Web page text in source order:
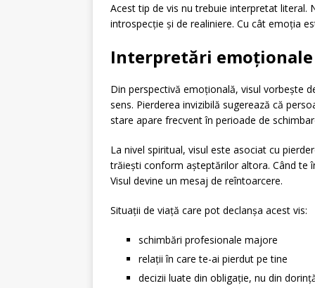
Acest tip de vis nu trebuie interpretat literal.
introspecție și de realiniere. Cu cât emoția
Interpretări
Din perspectivă emoțională, visul vorbește
sens. Pierderea invizibilă sugerează că
stare apare frecvent în perioade de
La nivel spiritual, visul este asociat cu
trăiești conform așteptărilor altora. Când te
Visul devine un mesaj de reîntoarcere.
Situații de viață care pot declanșa acest vis:
schimbări profesionale majore
relații în care te-ai pierdut pe tine
decizii luate din obligație, nu din